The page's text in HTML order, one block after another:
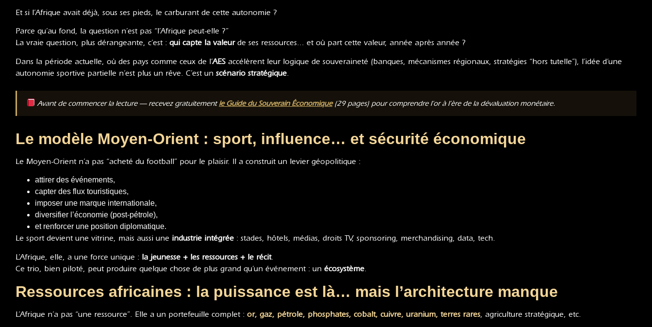
Et si l’Afrique avait déjà, sous ses pieds, le carburant de cette autonomie ?
Parce qu’au fond, la question n’est pas “l’Afrique peut-elle ?”
La vraie question, plus dérangeante, c’est : qui capte la valeurde ses ressources… et où part cette valeur, année après année ?
Dans la période actuelle, où des pays comme ceux de l’AES accélèrent leur logique de souveraineté (banques, mécanismes régionaux, stratégies “hors tutelle”), l’idée d’une
autonomie sportive partielle n’est plus un rêve. C’est un scénario stratégique.
Avant de commencer la lecture — recevez gratuitementle Guide du Souverain Économique(29 pages) pour comprendre l’or à l’ère de la dévaluation monétaire.
Le modèle Moyen-Orient : sport, influence… et sécurité économique
Le Moyen-Orient n’a pas “acheté du football” pour le plaisir. Il a construit un levier géopolitique :
attirer des événements,
capter des flux touristiques,
imposer une marque internationale,
diversifier l’économie (post-pétrole),
et renforcer une position diplomatique.
Le sport devient une vitrine, mais aussi une industrie intégrée : stades, hôtels, médias, droits TV, sponsoring, merchandising, data, tech.
L’Afrique, elle, a une force unique : la jeunesse + les ressources + le récit.
Ce trio, bien piloté, peut produire quelque chose de plus grand qu’un événement : un écosystème
Ressources africaines : la puissance est là… mais l’architecture manque
L’Afrique n’a pas “une ressource”. Elle a un portefeuille complet : or, gaz, pétrole, phosphates, cobalt, cuivre, uranium, terres rares , agriculture stratégique, etc.